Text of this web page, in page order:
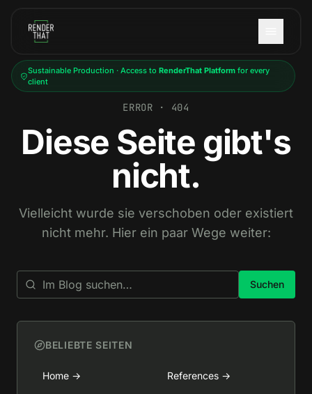
Sustainable Production · Access to RenderThat Platformfor every
client
ERROR · 404
Diese Seite gibt's
nicht.
Vielleicht wurde sie verschoben oder existiert
nicht mehr. Hier ein paar Wege weiter:
Suchen
BELIEBTE SEITEN
Home → References →